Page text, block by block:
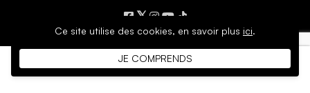
Ce site utilise des cookies, en savoir plus ici.
JE COMPRENDS
𝕏
DROIT D'AUTEUR © 1996 - 2026 SoftMoc Inc.
Commerce électronique par MWF Group. Tous droits réservés.